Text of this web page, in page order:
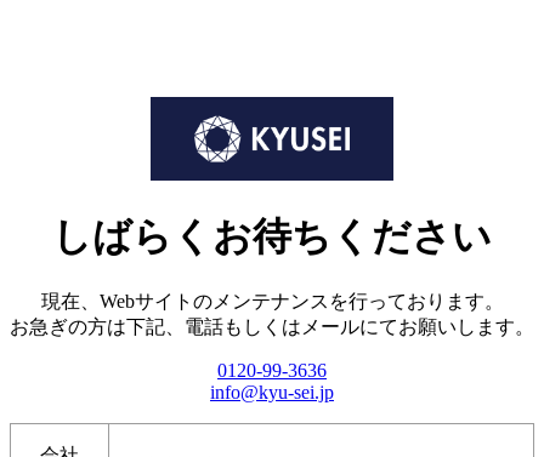
しばらくお待ちください
現在、Webサイトのメンテナンスを行っております。
お急ぎの方は下記、電話もしくはメールにてお願いします。
0120-99-3636
info@kyu-sei.jp